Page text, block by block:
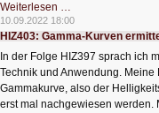
Weiterlesen …
Das
Multimeter-
Scope
10.09.2022 18:00
HIZ403: Gamma-Kurven
In der Folge HIZ397 sprach ich
Technik und Anwendung.
Gammakurve, also der
erst mal nachgewiesen werden.